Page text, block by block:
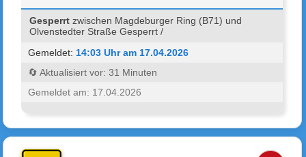
Gesperrt zwischen Magdeburger Ring (B71) und
Olvenstedter Straße Gesperrt /
Gemeldet: 14:03 Uhr am 17.04.2026
🔄 Aktualisiert vor: 31 Minuten
Gemeldet am: 17.04.2026